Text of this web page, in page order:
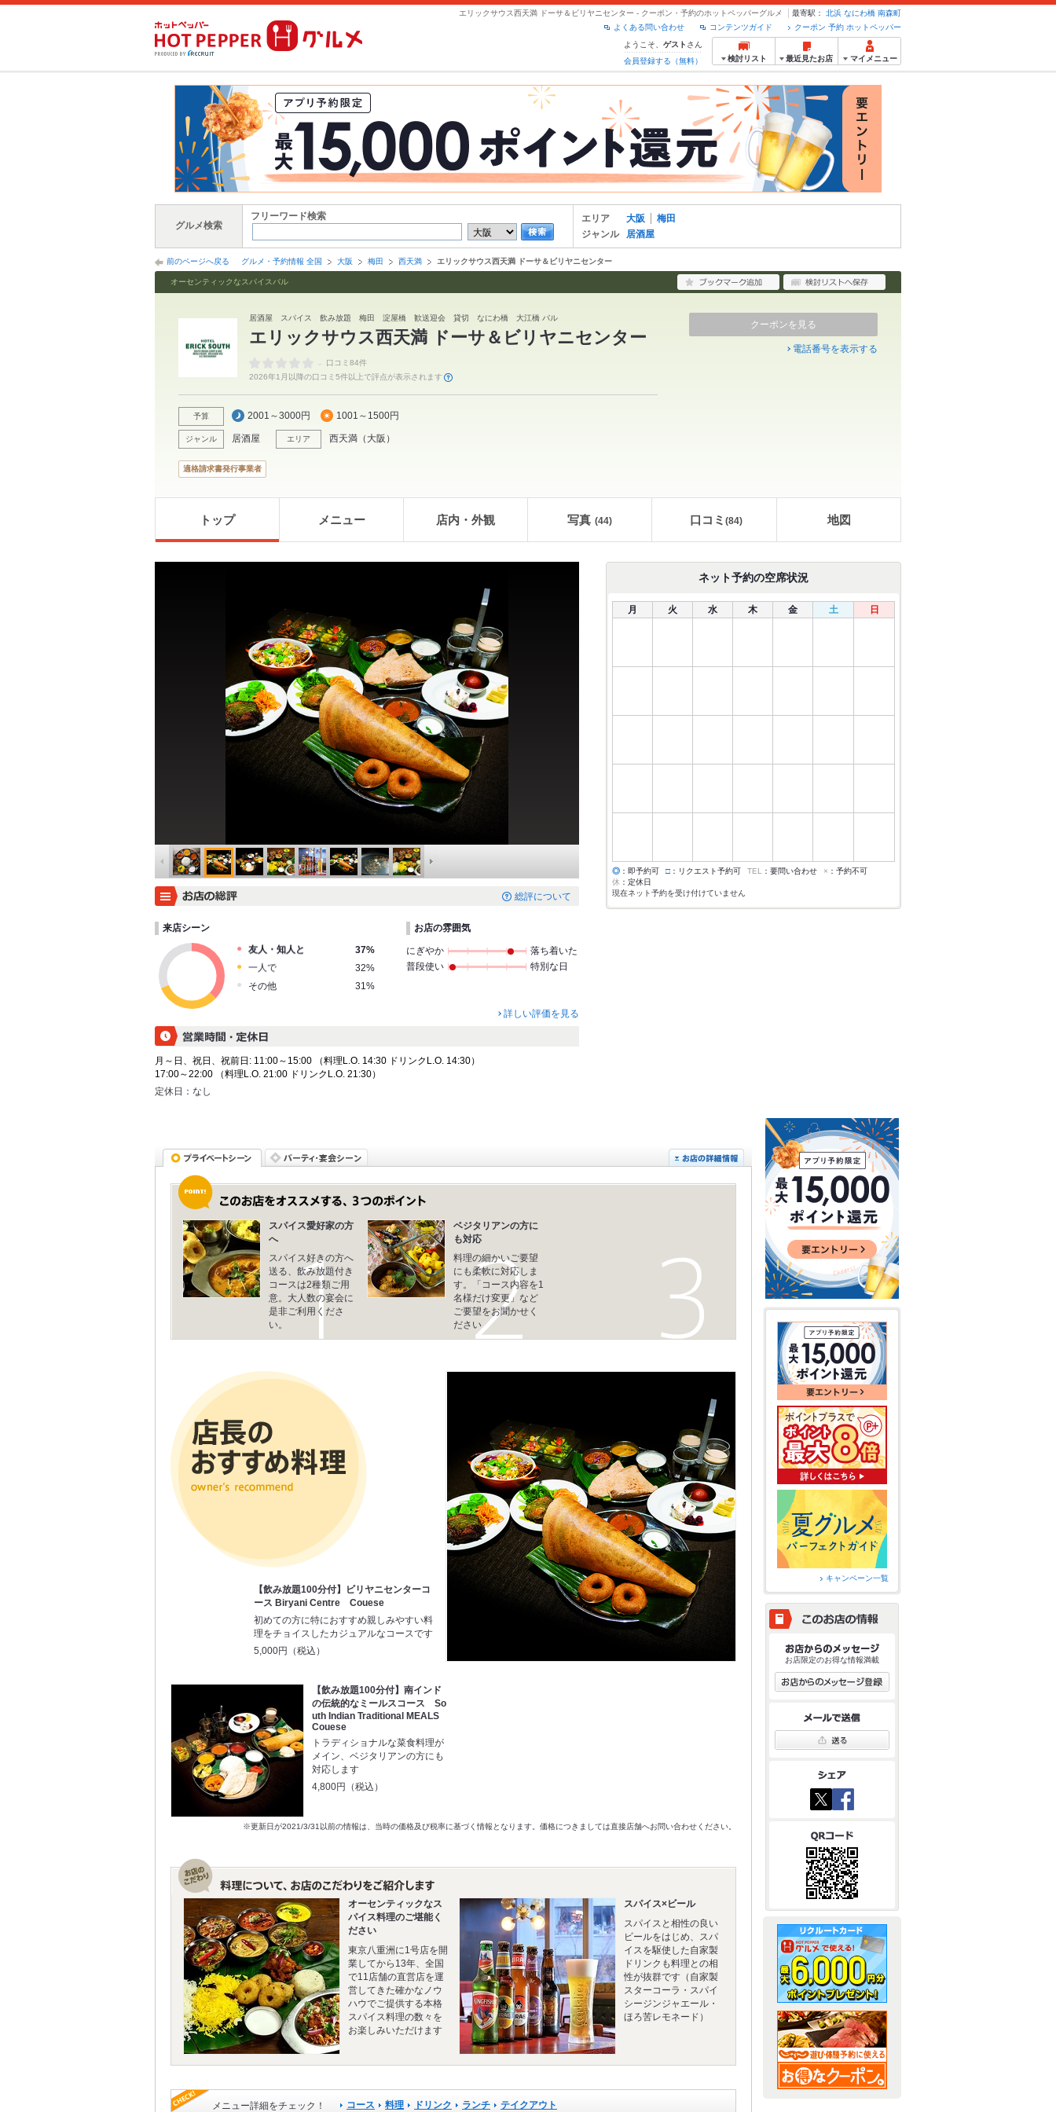
エリックサウス西天満 ドーサ＆ビリヤニセンター - クーポン・予約のホットペッパーグルメ 最寄駅： 北浜 なにわ橋 南森町
クーポン 予約 ホットペッパー
コンテンツガイド
よくある問い合わせ
ようこそ、 ゲスト さん
会員登録する（無料）
検討リスト 最近見たお店 マイメニュー
グルメ検索
フリーワード検索 エリア 大阪
梅田
ジャンル
居酒屋
前のページへ戻る グルメ・予約情報 全国 大阪 梅田 西天満 エリックサウス西天満 ドーサ＆ビリヤニセンター
オーセンティックなスパイスバル
居酒屋 スパイス 飲み放題 梅田 淀屋橋 歓送迎会 貸切 なにわ橋 大江橋 バル
エリックサウス西天満 ドーサ＆ビリヤニセンター
口コミ84件
2026年1月以降の口コミ5件以上で評点が表示されます
予算 2001～3000円 1001～1500円
ジャンル 居酒屋 エリア 西天満 （ 大阪 ）
クーポンを見る
電話番号を表示する
適格請求書発行事業者
トップ メニュー 店内・外観 写真 (44) 口コミ (84) 地図
総評について
来店シーン
友人・知人と
37%
一人で
32%
その他
31%
お店の雰囲気
にぎやか
落ち着いた
普段使い
特別な日
詳しい評価を見る
月～日、祝日、祝前日: 11:00～15:00 （料理L.O. 14:30 ドリンクL.O. 14:30）
17:00～22:00 （料理L.O. 21:00 ドリンクL.O. 21:30）
定休日： なし
ネット予約の空席状況
月 火 水 木 金 土 日
◎ ：即予約可 □ ：リクエスト予約可 TEL ：要問い合わせ × ：予約不可
休 ：定休日
現在ネット予約を受け付けていません
スパイス愛好家の方
へ
スパイス好きの方へ
送る、飲み放題付き
コースは2種類ご用
意。大人数の宴会に
是非ご利用くださ
い。
ベジタリアンの方に
も対応
料理の細かいご要望
にも柔軟に対応しま
す。「コース内容を1
名様だけ変更」など
ご要望をお聞かせく
ださい
【飲み放題100分付】ビリヤニセンターコ
ース Biryani Centre Couese
初めての方に特におすすめ親しみやすい料
理をチョイスしたカジュアルなコースです
5,000円（税込）
【飲み放題100分付】南インド
の伝統的なミールスコース So
uth Indian Traditional MEALS
Couese
トラディショナルな菜食料理が
メイン、ベジタリアンの方にも
対応します
4,800円（税込）
※更新日が2021/3/31以前の情報は、当時の価格及び税率に基づく情報となります。価格につきましては直接店舗へお問い合わせください。
オーセンティックなス
パイス料理のご堪能く
ださい
東京八重洲に1号店を開
業してから13年、全国
で11店舗の直営店を運
営してきた確かなノウ
ハウでご提供する本格
スパイス料理の数々を
お楽しみいただけます
スパイス×ビール
スパイスと相性の良い
ビールをはじめ、スパ
イスを駆使した自家製
ドリンクも料理との相
性が抜群です（自家製
スターコーラ・スパイ
シージンジャエール・
ほろ苦レモネード）
メニュー詳細をチェック！ コース 料理 ドリンク ランチ テイクアウト
キャンペーン一覧
お店限定のお得な情報満載